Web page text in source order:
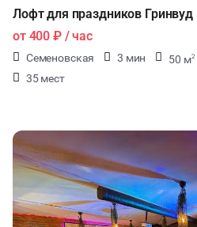
Лофт для праздников Гринвуд
от 400 ₽/ час
Семеновская 3 мин 50 м2
35 мест